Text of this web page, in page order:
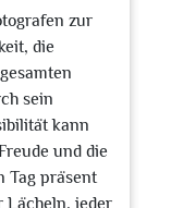
zur
die
sein
kann
und die
Tag präsent
Lächeln, jeder